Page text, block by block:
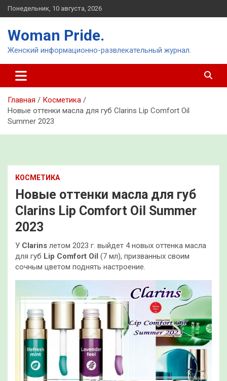
Перейти
к
Понедельник, 10 августа, 2026
Woman Pride.
Женский информационно-развлекательный журнал.
Главная
Косметика
Новые оттенки масла для губ Clarins Lip Comfort Oil
Summer 2023
КОСМЕТИКА
Новые оттенки масла для губ
Clarins Lip Comfort Oil Summer
2023
У Clarins летом 2023 г. выйдет 4 новых оттенка масла
для губ Lip Comfort Oil (7 мл), призванных своим
сочным цветом поднять настроение.